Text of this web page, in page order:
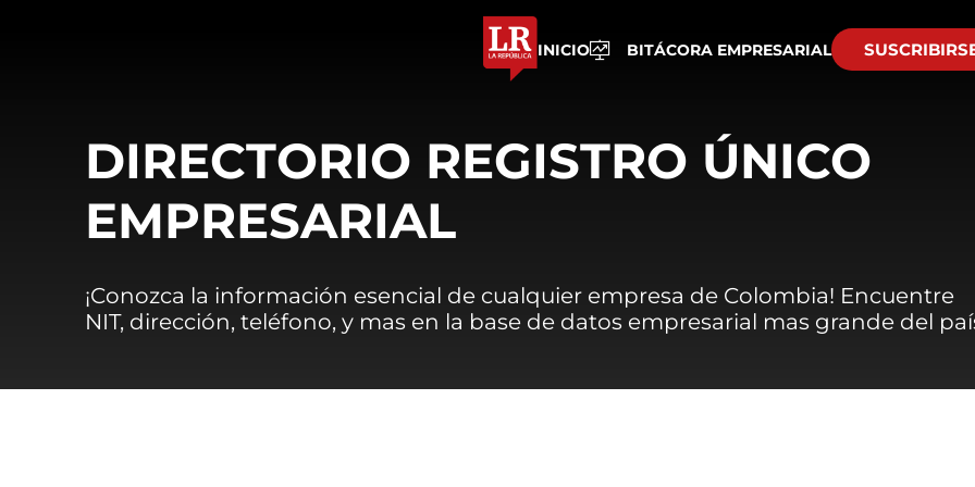
INICIO BITÁCORA EMPRESARIAL
DIRECTORIO REGISTRO ÚNICO
EMPRESARIAL
¡Conozca la información esencial de cualquier empresa de Colombia! Encuentre
NIT, dirección, teléfono, y mas en la base de datos empresarial mas grande del